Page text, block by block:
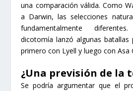
una comparación válida. Como
a Darwin, las selecciones
fundamentalmente
dicotomía lanzó algunas batallas
primero con Lyell y luego con Asa
¿Una previsión de la
Se podría argumentar que el